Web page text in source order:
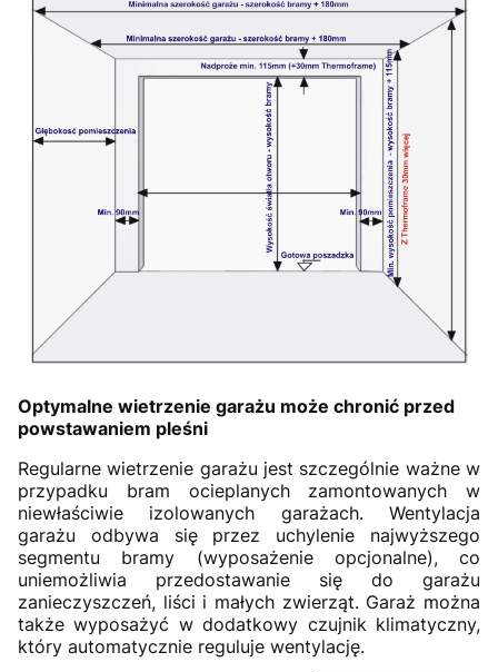
Optymalne wietrzenie garażu może chronić przed
powstawaniem pleśni
Regularne wietrzenie garażu jest szczególnie ważne w
przypadku bram ocieplanych zamontowanych w
niewłaściwie izolowanych garażach. Wentylacja
garażu odbywa się przez uchylenie najwyższego
segmentu bramy (wyposażenie opcjonalne), co
uniemożliwia przedostawanie się do garażu
zanieczyszczeń, liści i małych zwierząt. Garaż można
także wyposażyć w dodatkowy czujnik klimatyczny,
który automatycznie reguluje wentylację.